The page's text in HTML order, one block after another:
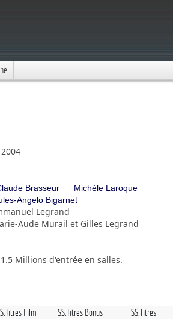
Brasseur
Michèle Laroque
Angelo Bigarnet
Legrand
Aude Murail et Gilles Legrand
Millions d'entrée en salles.
Film SS.Titres Bonus
SS.Titres